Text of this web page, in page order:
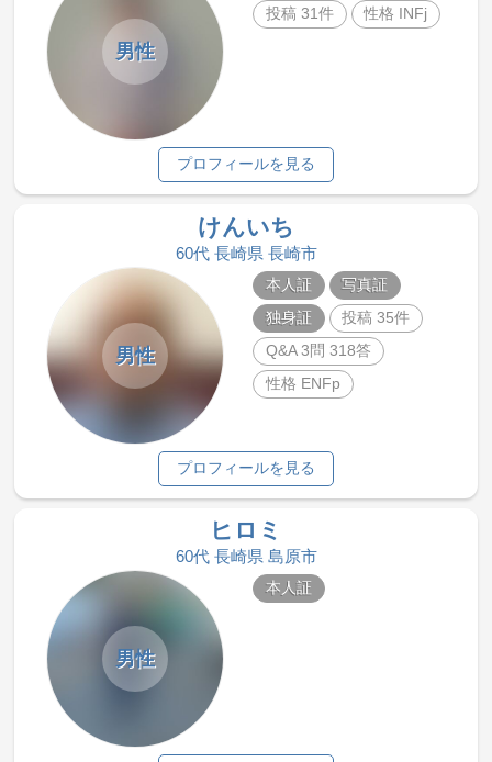
男性
投稿 31件
性格 INFj
プロフィールを見る
けんいち
60代 長崎県 長崎市
男性
本人証
写真証
独身証
投稿 35件
Q&A 3問 318答
性格 ENFp
プロフィールを見る
ヒロミ
60代 長崎県 島原市
男性
本人証